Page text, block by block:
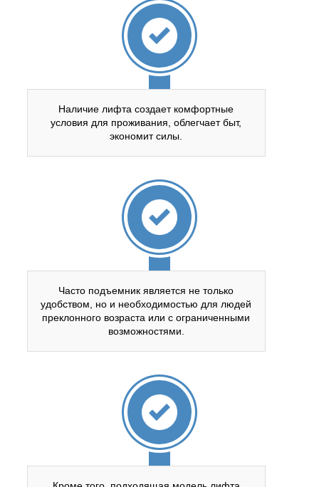
Наличие лифта создает комфортные
условия для проживания, облегчает быт,
экономит силы.
Часто подъемник является не только
удобством, но и необходимостью для людей
преклонного возраста или с ограниченными
возможностями.